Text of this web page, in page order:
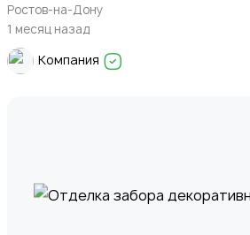
Ростов-на-Дону
1 месяц назад
Компания